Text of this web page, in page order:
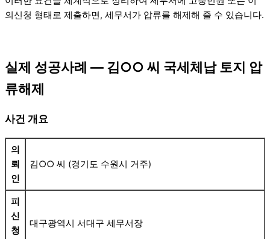
의신청 형태로 제출하면, 세무서가 압류를 해제해 줄 수 있습니다.
실제 성공사례 — 김○○ 씨 국세체납 토지 압
류해제
사건 개요
의
뢰
인
김○○ 씨 (경기도 수원시 거주)
피
신
청
대구광역시 서대구 세무서장